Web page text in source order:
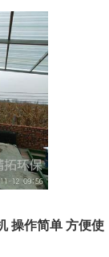
操作简单 方便使